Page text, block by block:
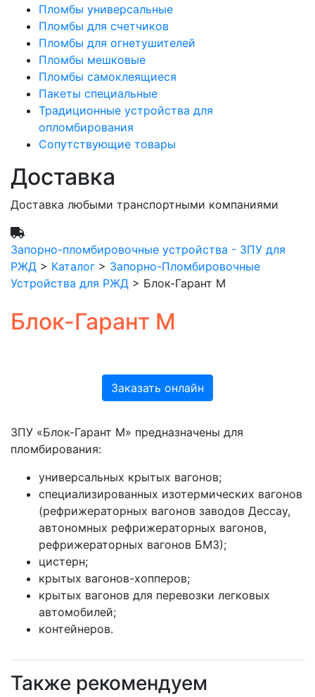
Пломбы универсальные
Пломбы для счетчиков
Пломбы для огнетушителей
Пломбы мешковые
Пломбы самоклеящиеся
Пакеты специальные
Традиционные устройства для
опломбирования
Сопутствующие товары
Доставка
Доставка любыми транспортными компаниями
Запорно-пломбировочные устройства - ЗПУ для
РЖД > Каталог > Запорно-Пломбировочные
Устройства для РЖД > Блок-Гарант М
Блок-Гарант М
Заказать онлайн
ЗПУ «Блок-Гарант М» предназначены для
пломбирования:
универсальных крытых вагонов;
специализированных изотермических вагонов
(рефрижераторных вагонов заводов Дессау,
автономных рефрижераторных вагонов,
рефрижераторных вагонов БМЗ);
цистерн;
крытых вагонов-хопперов;
крытых вагонов для перевозки легковых
автомобилей;
контейнеров.
Также рекомендуем